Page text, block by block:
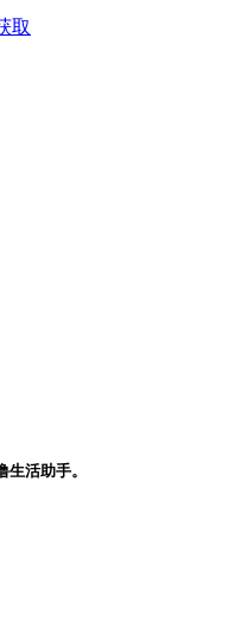
取
生活助手。